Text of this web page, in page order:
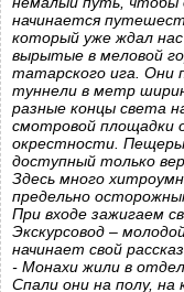
начинается
который уже ждал
вырытые в меловой
татарского ига. Они
туннели в метр
разные концы света
смотровой площадки
окрестности.
доступный только
Здесь много
предельно
При входе зажигаем
Экскурсовод –
начинает свой
- Монахи жили в
Спали они на полу,